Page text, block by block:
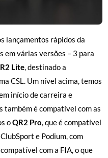
lançamentos rápidos da
em várias versões – 3 para
Lite, destinado a
CSL. Um nível acima, temos
início de carreira e
também é compatível com as
oQR2 Pro, que é compatível
e Podium, com
com a FIA, o que